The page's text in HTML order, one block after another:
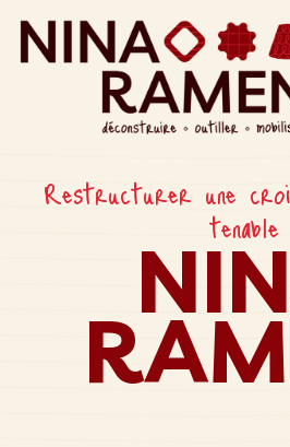
Restructurer une
tenable